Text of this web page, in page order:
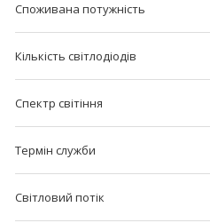
Споживана потужність
Кількість світлодіодів
Спектр світіння
Термін служби
Світловий потік